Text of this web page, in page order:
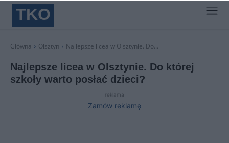
TKO
Główna Olsztyn Najlepsze licea w Olsztynie. Do...
Najlepsze licea w Olsztynie. Do której
szkoły warto posłać dzieci?
reklama
Zamów reklamę